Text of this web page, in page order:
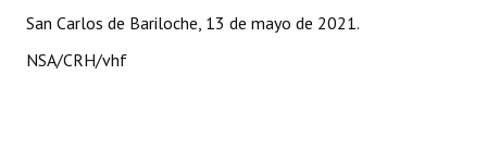
San Carlos de Bariloche, 13 de mayo de 2021.
NSA/CRH/vhf